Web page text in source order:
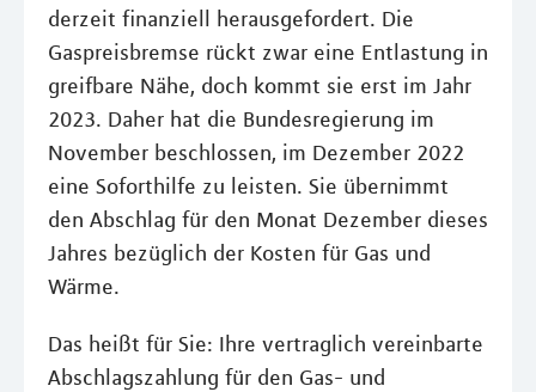
derzeit finanziell herausgefordert. Die
Gaspreisbremse rückt zwar eine Entlastung in
greifbare Nähe, doch kommt sie erst im Jahr
2023. Daher hat die Bundesregierung im
November beschlossen, im Dezember 2022
eine Soforthilfe zu leisten. Sie übernimmt
den Abschlag für den Monat Dezember dieses
Jahres bezüglich der Kosten für Gas und
Wärme.
Das heißt für Sie: Ihre vertraglich vereinbarte
Abschlagszahlung für den Gas- und